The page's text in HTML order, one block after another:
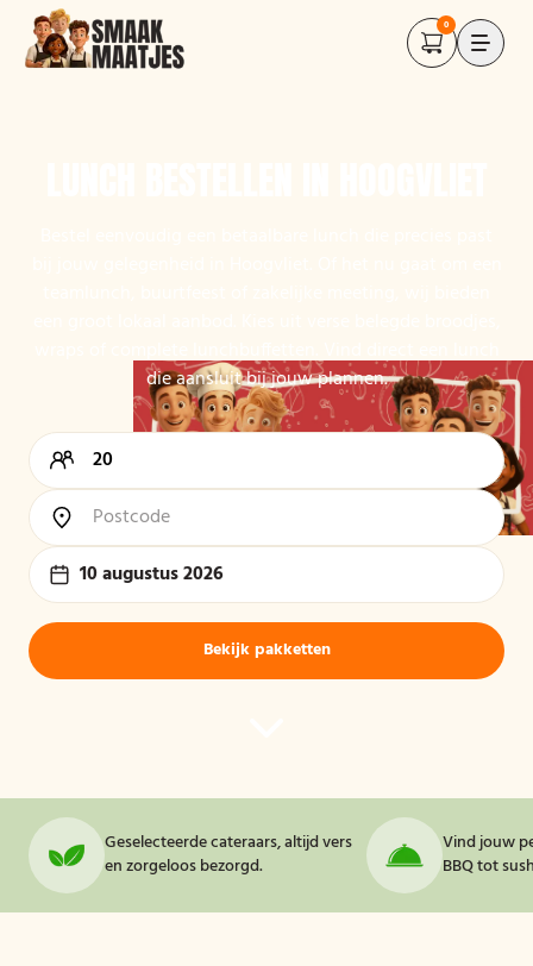
0
die aansluit bij jouw plannen.
10 augustus 2026
Bekijk pakketten
Geselecteerde cateraars, altijd vers
en zorgeloos bezorgd.
Vind jouw
BBQ tot